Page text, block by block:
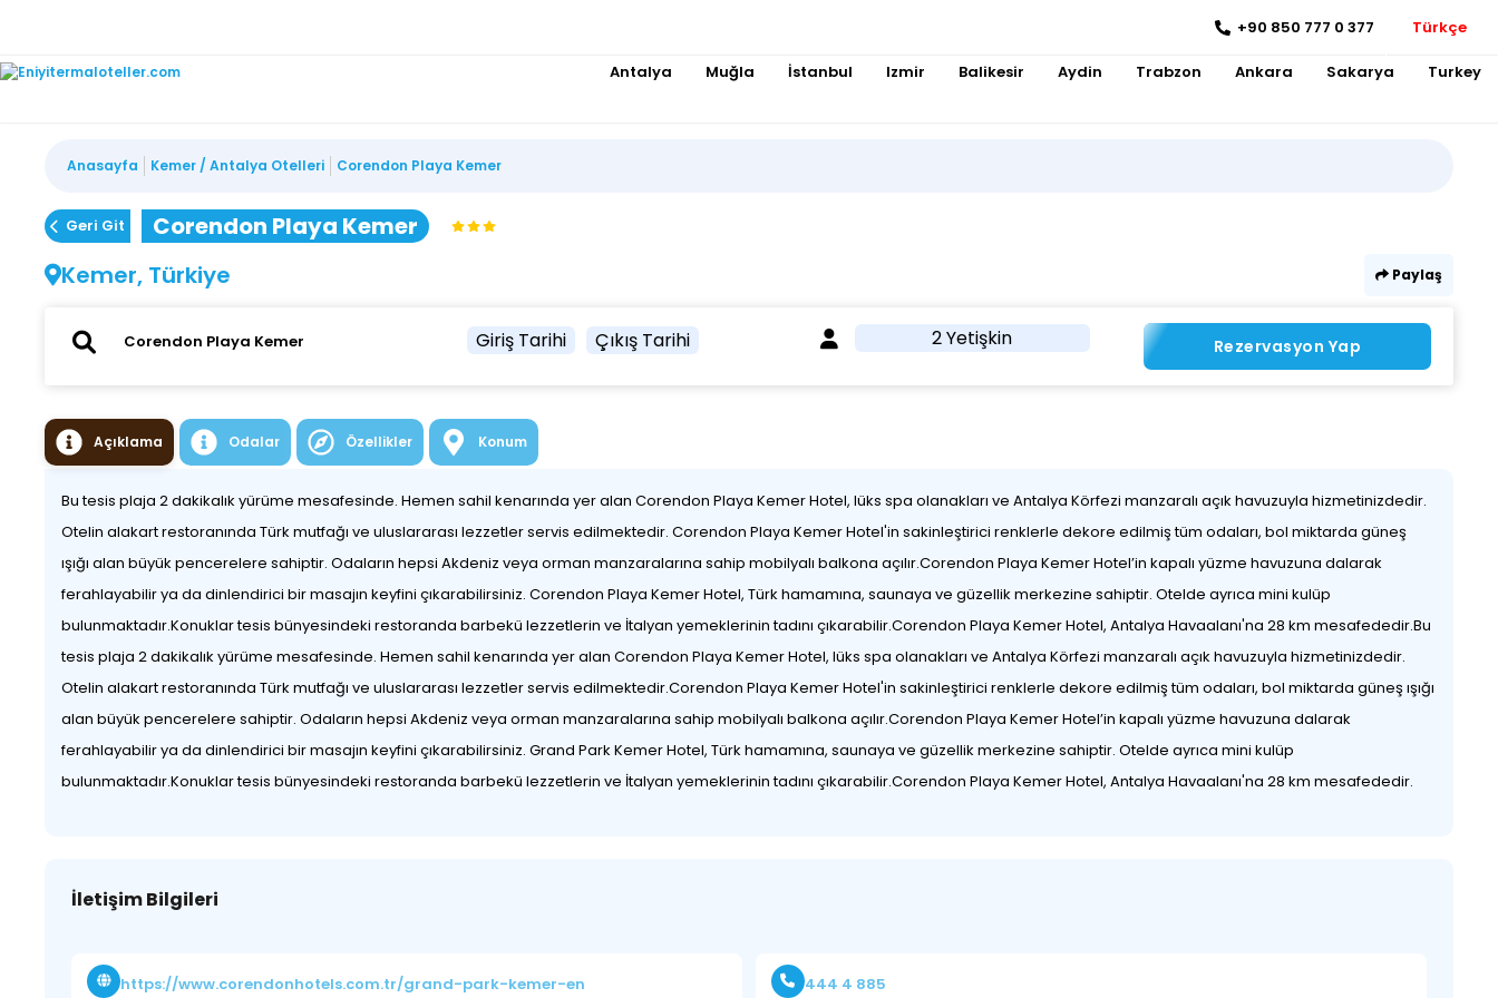
+90 850 777 0 377 Türkçe
Antalya Muğla İstanbul Izmir Balikesir Aydin Trabzon Ankara Sakarya Turkey
Anasayfa Kemer / Antalya Otelleri Corendon Playa Kemer
Geri Git
Corendon Playa Kemer
Kemer, Türkiye
Paylaş
Giriş Tarihi Çıkış Tarihi 2 Yetişkin Rezervasyon Yap
Açıklama Odalar Özellikler Konum
Bu tesis plaja 2 dakikalık yürüme mesafesinde. Hemen sahil kenarında yer alan Corendon Playa Kemer Hotel, lüks spa olanakları ve Antalya Körfezi manzaralı açık havuzuyla hizmetinizdedir.
Otelin alakart restoranında Türk mutfağı ve uluslararası lezzetler servis edilmektedir. Corendon Playa Kemer Hotel'in sakinleştirici renklerle dekore edilmiş tüm odaları, bol miktarda güneş
ışığı alan büyük pencerelere sahiptir. Odaların hepsi Akdeniz veya orman manzaralarına sahip mobilyalı balkona açılır.Corendon Playa Kemer Hotel’in kapalı yüzme havuzuna dalarak
ferahlayabilir ya da dinlendirici bir masajın keyfini çıkarabilirsiniz. Corendon Playa Kemer Hotel, Türk hamamına, saunaya ve güzellik merkezine sahiptir. Otelde ayrıca mini kulüp
bulunmaktadır.Konuklar tesis bünyesindeki restoranda barbekü lezzetlerin ve İtalyan yemeklerinin tadını çıkarabilir.Corendon Playa Kemer Hotel, Antalya Havaalanı'na 28 km mesafededir.Bu
tesis plaja 2 dakikalık yürüme mesafesinde. Hemen sahil kenarında yer alan Corendon Playa Kemer Hotel, lüks spa olanakları ve Antalya Körfezi manzaralı açık havuzuyla hizmetinizdedir.
Otelin alakart restoranında Türk mutfağı ve uluslararası lezzetler servis edilmektedir.Corendon Playa Kemer Hotel'in sakinleştirici renklerle dekore edilmiş tüm odaları, bol miktarda güneş ışığı
alan büyük pencerelere sahiptir. Odaların hepsi Akdeniz veya orman manzaralarına sahip mobilyalı balkona açılır.Corendon Playa Kemer Hotel’in kapalı yüzme havuzuna dalarak
ferahlayabilir ya da dinlendirici bir masajın keyfini çıkarabilirsiniz. Grand Park Kemer Hotel, Türk hamamına, saunaya ve güzellik merkezine sahiptir. Otelde ayrıca mini kulüp
bulunmaktadır.Konuklar tesis bünyesindeki restoranda barbekü lezzetlerin ve İtalyan yemeklerinin tadını çıkarabilir.Corendon Playa Kemer Hotel, Antalya Havaalanı'na 28 km mesafededir.
İletişim Bilgileri
https://www.corendonhotels.com.tr/grand-park-kemer-en 444 4 885